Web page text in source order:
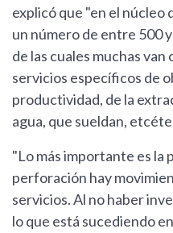
explicó que "en el núcleo
un número de entre 500
de las cuales muchas
servicios específicos de
productividad, de la
agua, que sueldan,
"Lo más importante es la
perforación hay
servicios. Al no haber
lo que está sucediendo